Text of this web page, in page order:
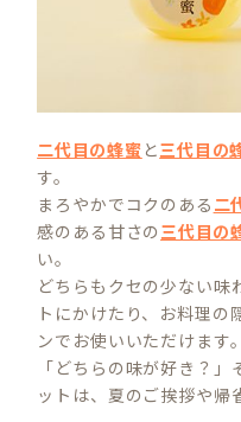
二代目の蜂蜜 と三代目の
す。
まろやかでコクのある 二
感のある甘さの 三代目の
い。
どちらもクセの少ない味
トにかけたり、お料理の
ンでお使いいただけます。
「どちらの味が好き？
ットは、夏のご挨拶や帰